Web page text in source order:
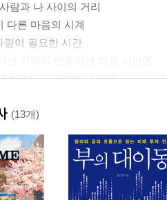
람과 나 사이의 거리
다른 마음의 시계
림이 필요한 시간
음은 디테일에서 나온다
비난을 내포하는 말
험치에 기반한 어른만의 언어
감정이 깃든 일에는 룰이 필요하
내지 말고 심어둘 것
람들은 말수가 적다
(13개)